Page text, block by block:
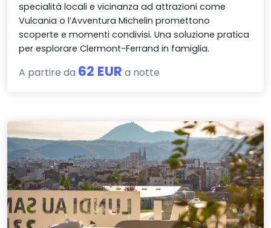
specialità locali e vicinanza ad attrazioni come
Vulcania o l’Avventura Michelin promettono
scoperte e momenti condivisi. Una soluzione pratica
per esplorare Clermont-Ferrand in famiglia.
A partire da 62 EUR a notte